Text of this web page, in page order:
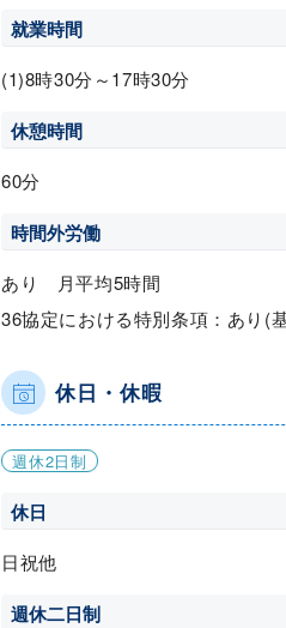
就業時間
(1)8時30分～17時30分
休憩時間
60分
時間外労働
あり 月平均5時間
36協定における特別条項：あり(
休日・休暇
週休2日制
休日
日祝他
週休二日制